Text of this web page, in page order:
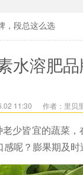
，段总这么选
水溶肥
11:30 作者：里贝
少皆宜的蔬菜
呢？膨果期及